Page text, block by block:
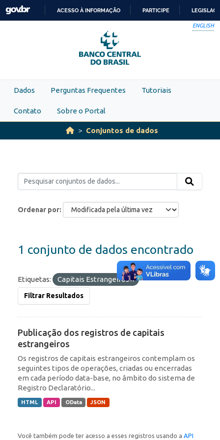
Skip to main content
PARA
O
CONTEÚDO
ACESSO À INFORMAÇÃO PARTICIPE
ENGLISH
Dados Perguntas Frequentes Tutoriais
Contato Sobre o Portal
Conjuntos de dados
Ordenar por
1 conjunto de dados encontrado
Etiquetas: Capitais Estrangeiros
Filtrar Resultados
Publicação dos registros de capitais
estrangeiros
Os registros de capitais estrangeiros contemplam os
seguintes tipos de operações, criadas ou encerradas
em cada período data-base, no âmbito do sistema de
Registro Declaratório...
HTML API OData JSON
Você também pode ter acesso a esses registros usando a API